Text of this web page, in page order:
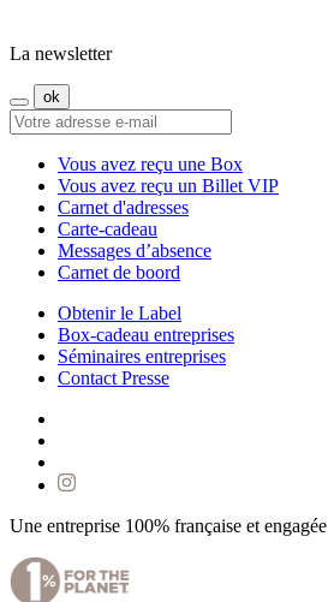
La newsletter
Vous avez reçu une Box
Vous avez reçu un Billet VIP
Carnet d'adresses
Carte-cadeau
Messages d’absence
Carnet de boord
Obtenir le Label
Box-cadeau entreprises
Séminaires entreprises
Contact Presse
Une entreprise 100% française et engagée